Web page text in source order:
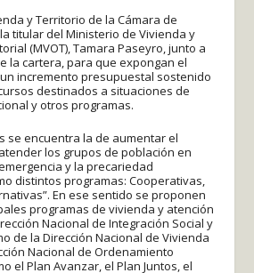
y Territorio de la Cámara de
titular del Ministerio de Vivienda y
(MVOT), Tamara Paseyro, junto a
la cartera, para que expongan el
incremento presupuestal sostenido
destinados a situaciones de
y otros programas.
se encuentra la de aumentar el
los grupos de población en
y la precariedad
distintos programas: Cooperativas,
En ese sentido se proponen
programas de vivienda y atención
Nacional de Integración Social y
de la Dirección Nacional de Vivienda
Nacional de Ordenamiento
el Plan Avanzar, el Plan Juntos, el